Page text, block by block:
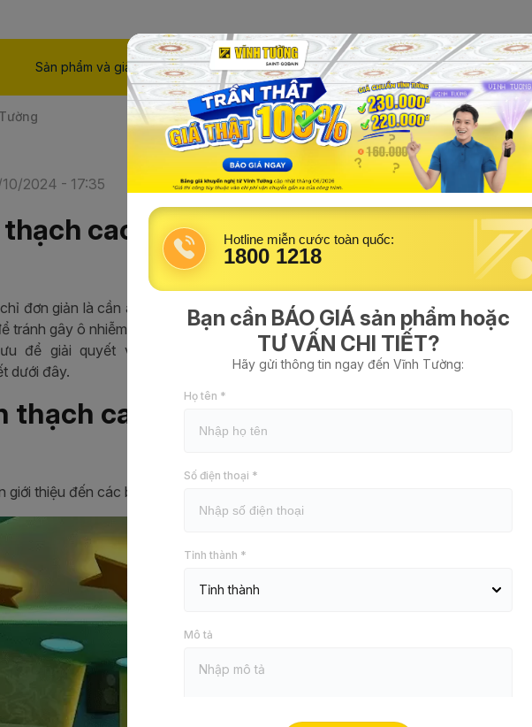
Hotline miễn cước toàn quốc:
1800 1218
Bạn cần BÁO GIÁ sản phẩm hoặc
TƯ VẤN CHI TIẾT?
Hãy gửi thông tin ngay đến Vĩnh Tường:
Họ tên *
Số điện thoại *
Tỉnh thành *
Mô tả
Sản phẩm và giải pháp Mẫu trần nhà đẹp Hỗ trợ kỹ thuật Tìm thợ thi công
2024 - 17:35
cao phòng Karaoke đẹp, độc lạ
đơn giản là cần âm thanh và ánh sáng đơn thuần mà còn cần những phương
tránh gây ô nhiễm tiếng ồn. Ứng dụngtrần thạch cao cho phòng karaoke chính
để giải quyết vấn đề này. Hãy cùng Vĩnh Tường tìm hiểu rõ về trần
dưới đây.
thạch cao phòng Karaoke đẹp, độc lạ
thiệu đến các bạn những mẫu trần